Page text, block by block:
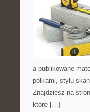
a publikowane
półkami, stylu
Znajdziesz na
które […]